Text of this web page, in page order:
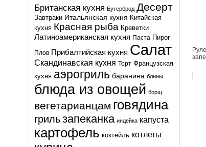
Британская кухня Бутерброд Десерт
Завтраки Итальянская кухня Китайская
кухня Красная рыба Креветки
Латиноамериканская кухня Паста Пирог
Плов Прибалтийская кухня Салат
Скандинавская кухня Торт Французская
кухня аэрогриль баранина блины
блюда из овощей борщ
вегетарианцам говядина
грильзапеканка индейка капуста
картофель коктейль котлеты